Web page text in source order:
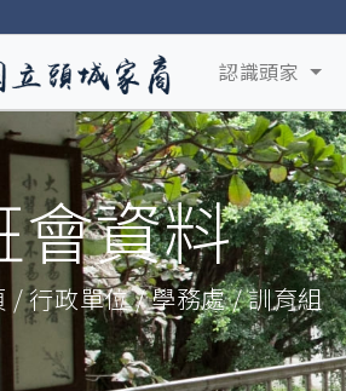
認識頭家
會資料
/ 行政單位 / 學務處 / 訓育組